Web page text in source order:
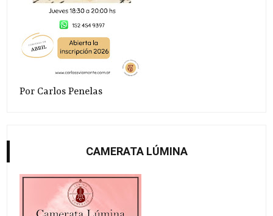
Por Carlos Penelas
CAMERATA LÚMINA